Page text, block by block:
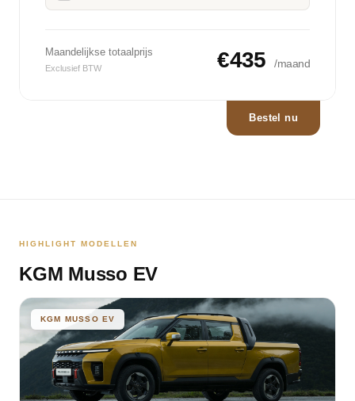
Maandelijkse totaalprijs
Exclusief BTW €435 /maand
Bestel nu
HIGHLIGHT MODELLEN
KGM Musso EV
KGM MUSSO EV